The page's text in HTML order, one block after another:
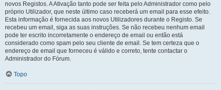
novos Registos. A Ativação tanto pode ser feita pelo Administrador como pelo
próprio Utilizador, que neste último caso receberá um email para esse efeito.
Esta informação é fornecida aos novos Utilizadores durante o Registo. Se
recebeu um email, siga as suas instruções. Se não recebeu nenhum email
pode ter escrito incorretamente o endereço de email ou então está
considerado como spam pelo seu cliente de email. Se tem certeza que o
endereço de email que forneceu é válido e correto, tente contactar o
Administrador do Fórum.
Topo